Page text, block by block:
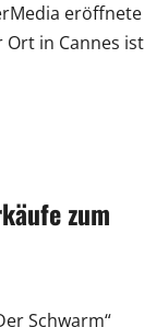
eröffnete
Ort in Cannes ist
zum
Schwarm“